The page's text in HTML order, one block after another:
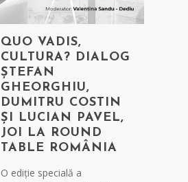
QUO VADIS,
CULTURA? DIALOG
ȘTEFAN
GHEORGHIU,
DUMITRU COSTIN
ȘI LUCIAN PAVEL,
JOI LA ROUND
TABLE ROMÂNIA
O ediție specială a